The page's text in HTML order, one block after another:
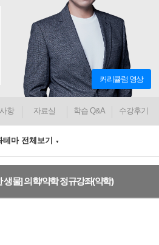
커리큘럼 영상
항 자료실 학습 Q&A 수강후기
테마 전체보기 ▼
생물] 의학/약학 정규강좌(약학)